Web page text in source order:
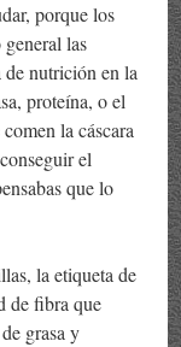
porque los
las
de nutrición en la
proteína, o el
la cáscara
el
que lo
la etiqueta de
de fibra que
grasa y